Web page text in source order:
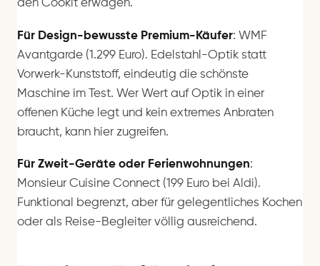
den Cookit erwägen.
Für Design-bewusste Premium-Käufer: WMF
Avantgarde (1.299 Euro). Edelstahl-Optik statt
Vorwerk-Kunststoff, eindeutig die schönste
Maschine im Test. Wer Wert auf Optik in einer
offenen Küche legt und kein extremes Anbraten
braucht, kann hier zugreifen.
Für Zweit-Geräte oder Ferienwohnungen:
Monsieur Cuisine Connect (199 Euro bei Aldi).
Funktional begrenzt, aber für gelegentliches Kochen
oder als Reise-Begleiter völlig ausreichend.